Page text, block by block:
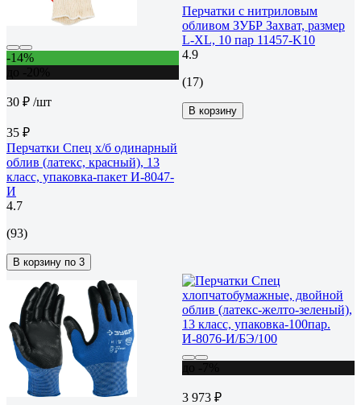
-14%
30 ₽ /шт
35 ₽
Перчатки Спец х/б одинарный
облив (латекс, красный), 13
класс, упаковка-пакет И-8047-
И
4.7
(93)
В корзину по 3
Перчатки с нитриловым
обливом ЗУБР Захват, размер
L-XL, 10 пар 11457-K10
4.9
(17)
В корзину
3 973 ₽